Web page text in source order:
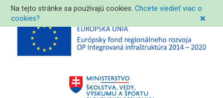
Na tejto stránke sa používajú cookies.Chcete viedieť viac o
cookies?
❌